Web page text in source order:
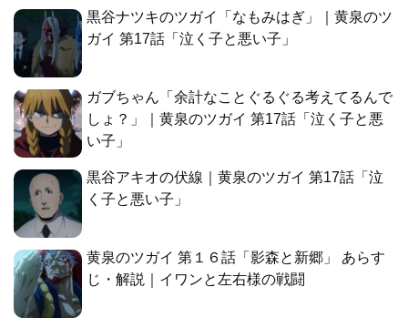
黒谷ナツキのツガイ「なもみはぎ」｜黄泉のツ
ガイ 第17話「泣く子と悪い子」
ガブちゃん「余計なことぐるぐる考えてるんで
しょ？」｜黄泉のツガイ 第17話「泣く子と悪
い子」
黒谷アキオの伏線｜黄泉のツガイ 第17話「泣
く子と悪い子」
黄泉のツガイ 第１６話「影森と新郷」 あらす
じ・解説｜イワンと左右様の戦闘